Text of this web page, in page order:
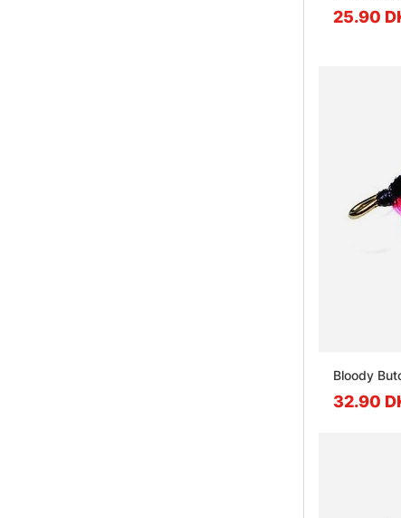
25.90
Bloody
32.90